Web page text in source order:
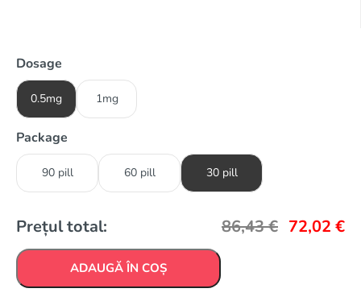
Dosage
0.5mg 1mg
Package
90 pill 60 pill 30 pill
Prețul total: 86,43€ 72,02 €
ADAUGĂ ÎN COȘ